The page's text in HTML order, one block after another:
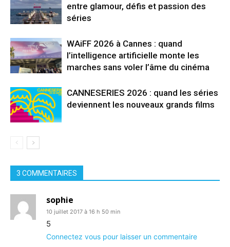
entre glamour, défis et passion des
séries
WAiFF 2026 à Cannes : quand
l’intelligence artificielle monte les
marches sans voler l’âme du cinéma
CANNESERIES 2026 : quand les séries
deviennent les nouveaux grands films
3 COMMENTAIRES
sophie
10 juillet 2017 à 16 h 50 min
5
Connectez vous pour laisser un commentaire